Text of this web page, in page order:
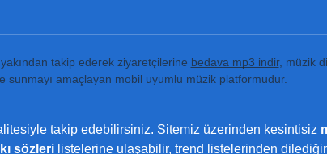
takip ederek ziyaretçilerine bedava mp3 indir, müzik
sunmayı amaçlayan mobil uyumlu müzik platformudur.
takip edebilirsiniz. Sitemiz üzerinden kesintisiz
sözlerilistelerine ulaşabilir, trend listelerinden